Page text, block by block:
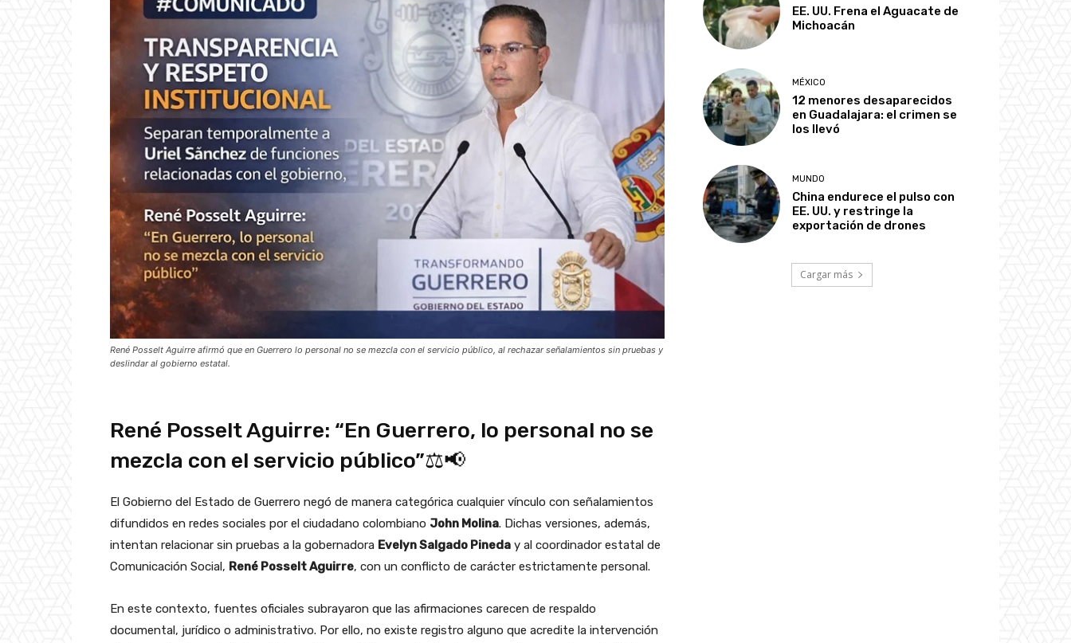
René Posselt Aguirre afirmó que en Guerrero lo personal no se mezcla con el servicio público, al rechazar señalamientos sin pruebas y
deslindar al gobierno estatal.
René Posselt Aguirre: “En Guerrero, lo personal no se
mezcla con el servicio público”⚖️📢
El Gobierno del Estado de Guerrero negó de manera categórica cualquier vínculo con señalamientos
difundidos en redes sociales por el ciudadano colombiano John Molina. Dichas versiones, además,
intentan relacionar sin pruebas a la gobernadora Evelyn Salgado Pineda y al coordinador estatal de
Comunicación Social, René Posselt Aguirre, con un conflicto de carácter estrictamente personal.
En este contexto, fuentes oficiales subrayaron que las afirmaciones carecen de respaldo
documental, jurídico o administrativo. Por ello, no existe registro alguno que acredite la intervención
EE. UU. Frena el Aguacate de
Michoacán
MÉXICO
12 menores desaparecidos
en Guadalajara: el crimen se
los llevó
MUNDO
China endurece el pulso con
EE. UU. y restringe la
exportación de drones
Cargar más